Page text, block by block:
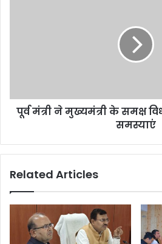
पूर्व मंत्री ने मुख्यमंत्री के समक्ष
समस्याएं
Related Articles